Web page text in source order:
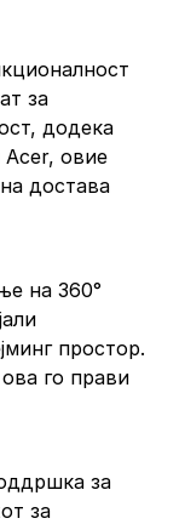
за
додека
Acer, овие
достава
на 360°
простор.
го прави
за
за